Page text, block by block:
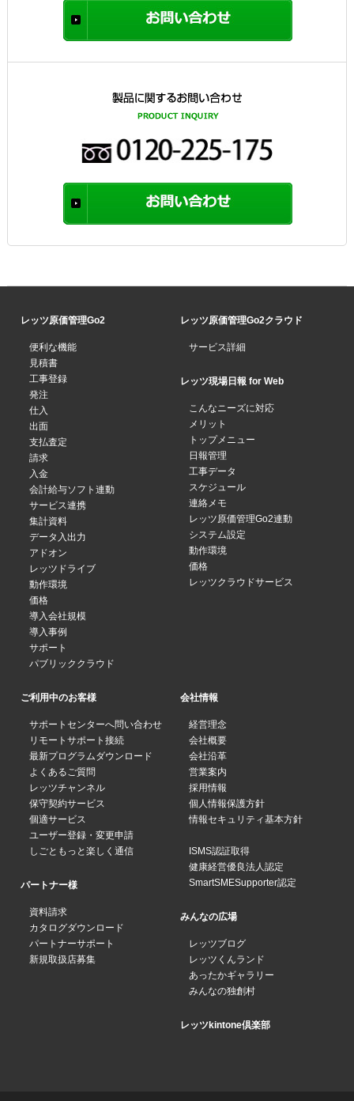
レッツ原価管理Go2
便利な機能
見積書
工事登録
発注
仕入
出面
支払査定
請求
入金
会計給与ソフト連動
サービス連携
集計資料
データ入出力
アドオン
レッツドライブ
動作環境
価格
導入会社規模
導入事例
サポート
パブリッククラウド
レッツ原価管理Go2クラウド
サービス詳細
レッツ現場日報 for Web
こんなニーズに対応
メリット
トップメニュー
日報管理
工事データ
スケジュール
連絡メモ
レッツ原価管理Go2連動
システム設定
動作環境
価格
レッツクラウドサービス
ご利用中のお客様
サポートセンターへ問い合わせ
リモートサポート接続
最新プログラムダウンロード
よくあるご質問
レッツチャンネル
保守契約サービス
個適サービス
ユーザー登録・変更申請
しごともっと楽しく通信
パートナー様
資料請求
カタログダウンロード
パートナーサポート
新規取扱店募集
会社情報
経営理念
会社概要
会社沿革
営業案内
採用情報
個人情報保護方針
情報セキュリティ基本方針
ISMS認証取得
健康経営優良法人認定
SmartSMESupporter認定
みんなの広場
レッツブログ
レッツくんランド
あったかギャラリー
みんなの独創村
レッツkintone倶楽部